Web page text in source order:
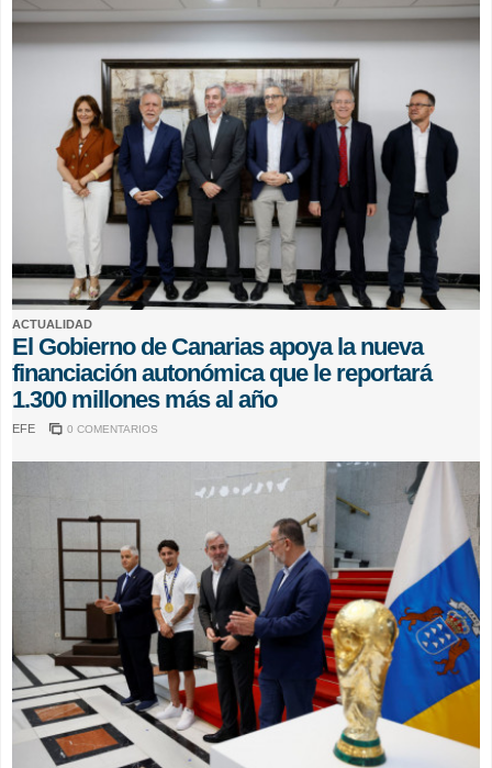
ACTUALIDAD
El Gobierno de Canarias apoya la nueva
financiación autonómica que le reportará
1.300 millones más al año
EFE 0 COMENTARIOS